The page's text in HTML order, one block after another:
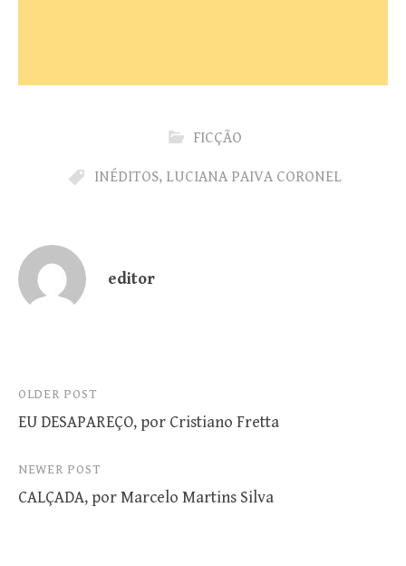
FICÇÃO
INÉDITOS, LUCIANA PAIVA CORONEL
editor
Post
navigation
OLDER POST
EU DESAPAREÇO, por Cristiano Fretta
NEWER POST
CALÇADA, por Marcelo Martins Silva